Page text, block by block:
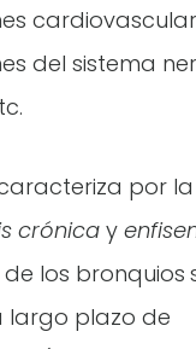
del sistema
caracteriza por
crónicay
los bronquios
largo plazo de